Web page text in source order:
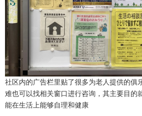
社区内的广告栏里贴了很多为老人提供的俱
难也可以找相关窗口进行咨询，其主要目的
能在生活上能够自理和健康